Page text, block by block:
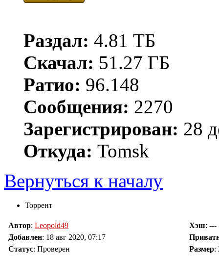
Раздал: 4.81 ТБ
Скачал: 51.27 ГБ
Ратио: 96.148
Сообщения: 2270
Зарегистрирован: 28
Откуда: Tomsk
Вернуться к началу
Торрент
Автор: Leopold49 Хэш: ---
Добавлен: 18 авг 2020, 07:17
Статус: Проверен Размер: